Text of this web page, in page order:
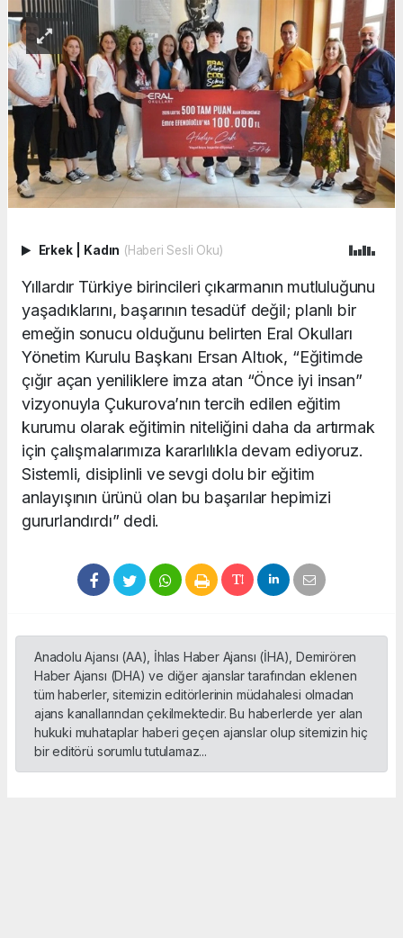
Erkek Kadın (Haberi Sesli Oku)
Yıllardır Türkiye birincileri çıkarmanın mutluluğunu
yaşadıklarını, başarının tesadüf değil; planlı bir
emeğin sonucu olduğunu belirten Eral Okulları
Yönetim Kurulu Başkanı Ersan Altıok, “Eğitimde
çığır açan yeniliklere imza atan “Önce iyi insan”
vizyonuyla Çukurova’nın tercih edilen eğitim
kurumu olarak eğitimin niteliğini daha da artırmak
için çalışmalarımıza kararlılıkla devam ediyoruz.
Sistemli, disiplinli ve sevgi dolu bir eğitim
anlayışının ürünü olan bu başarılar hepimizi
gururlandırdı” dedi.
Anadolu Ajansı (AA), İhlas Haber Ajansı (İHA), Demirören
Haber Ajansı (DHA) ve diğer ajanslar tarafından eklenen
tüm haberler, sitemizin editörlerinin müdahalesi olmadan
ajans kanallarından çekilmektedir. Bu haberlerde yer alan
hukuki muhataplar haberi geçen ajanslar olup sitemizin hiç
bir editörü sorumlu tutulamaz...